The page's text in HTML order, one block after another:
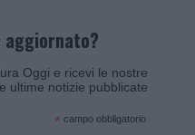
aggiornato?
Oggi e ricevi le nostre
ultime notizie pubblicate
* campo obbligatorio